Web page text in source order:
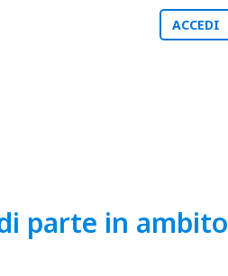
ACCEDI
parte in ambito